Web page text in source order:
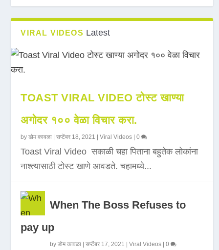
VIRAL VIDEOS Latest
TOAST VIRAL VIDEO टोस्ट खाण्या
अगोदर १०० वेळा विचार करा.
byडोम कावळा |सप्टेंबर 18, 2021 |Viral Videos |0
Toast Viral Video सकाळी चहा पिताना बहुतेक लोकांना
नाश्त्यासाठी टोस्ट खाणे आवडते. चहामध्ये...
When The Boss Refuses to
pay up
byडोम कावळा |सप्टेंबर 17, 2021 |Viral Videos |0